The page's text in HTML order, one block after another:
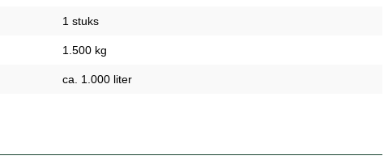
1 stuks
1.500 kg
ca. 1.000 liter